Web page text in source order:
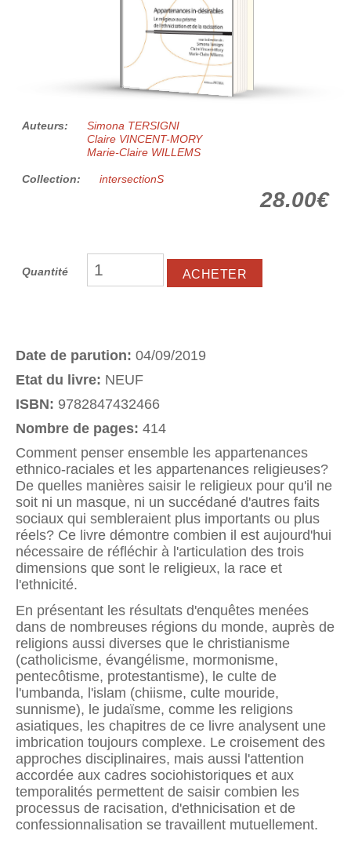
Auteurs:
Simona TERSIGNI
Claire VINCENT-MORY
Marie-Claire WILLEMS
Collection: intersectionS
28.00€
Quantité
Date de parution: 04/09/2019
Etat du livre: NEUF
ISBN: 9782847432466
Nombre de pages: 414
Comment penser ensemble les appartenances
ethnico-raciales et les appartenances religieuses?
De quelles manières saisir le religieux pour qu'il ne
soit ni un masque, ni un succédané d'autres faits
sociaux qui sembleraient plus importants ou plus
réels? Ce livre démontre combien il est aujourd'hui
nécessaire de réfléchir à l'articulation des trois
dimensions que sont le religieux, la race et
l'ethnicité.
En présentant les résultats d'enquêtes menées
dans de nombreuses régions du monde, auprès de
religions aussi diverses que le christianisme
(catholicisme, évangélisme, mormonisme,
pentecôtisme, protestantisme), le culte de
l'umbanda, l'islam (chiisme, culte mouride,
sunnisme), le judaïsme, comme les religions
asiatiques, les chapitres de ce livre analysent une
imbrication toujours complexe. Le croisement des
approches disciplinaires, mais aussi l'attention
accordée aux cadres sociohistoriques et aux
temporalités permettent de saisir combien les
processus de racisation, d'ethnicisation et de
confessionnalisation se travaillent mutuellement.